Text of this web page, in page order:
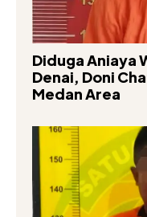
Diduga Aniaya
Denai, Doni
Medan Area